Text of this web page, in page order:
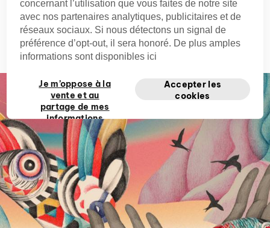
Oct. 12, 2023
concernant l’utilisation que vous faites de notre site
avec nos partenaires analytiques, publicitaires et de
réseaux sociaux. Si nous détectons un signal de
préférence d’opt-out, il sera honoré. De plus amples
informations sont disponibles ici
Je m’oppose à la
vente et au
partage de mes
informations
personnelles
privées
Accepter les
cookies